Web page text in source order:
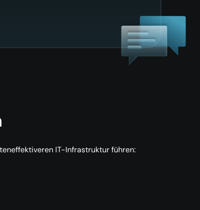
IT-Infrastruktur führen: